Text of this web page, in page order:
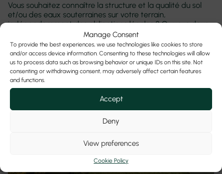
Manage Consent
To provide the best experiences, we use technologies like cookies to store
and/or access device information. Consenting to these technologies will allow
us to process data such as browsing behavior or unique IDs on this site. Not
consenting or withdrawing consent, may adversely affect certain features
and functions.
Accept
Deny
View preferences
Cookie Policy
Vous souhaitez connaître la structure et la qualité du sol
et/ou des eaux souterraines sur votre terrain,
indépendamment des obligations légales ? Ou vous devez
étudier l’impact d’une activité réglementée sur le sol et les
eaux souterraines ?